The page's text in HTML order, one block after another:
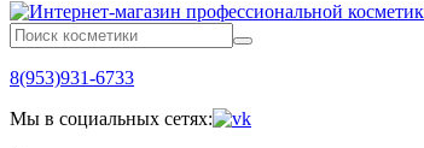
8(953)931-6733
Мы в социальных сетях: